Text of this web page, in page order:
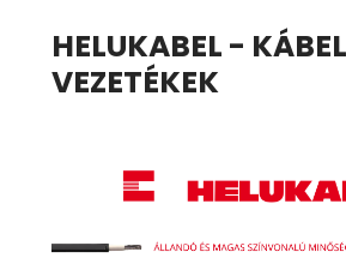
HELUKABEL -
VEZETÉKEK